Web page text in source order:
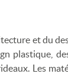
et du
plastique,
Les